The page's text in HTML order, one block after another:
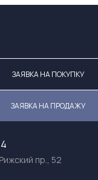
ЗАЯВКА НА ПОКУПКУ
ЗАЯВКА НА ПРОДАЖУ
пр., 52